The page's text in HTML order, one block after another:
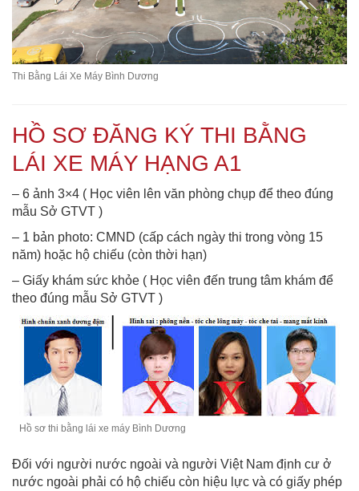
Thi Bằng Lái Xe Máy Bình Dương
HỒ SƠ ĐĂNG KÝ THI BẰNG
LÁI XE MÁY HẠNG A1
– 6 ảnh 3×4 ( Học viên lên văn phòng chụp để theo đúng
mẫu Sở GTVT )
– 1 bản photo: CMND (cấp cách ngày thi trong vòng 15
năm) hoặc hộ chiếu (còn thời hạn)
– Giấy khám sức khỏe ( Học viên đến trung tâm khám để
theo đúng mẫu Sở GTVT )
Hồ sơ thi bằng lái xe máy Bình Dương
Đối với người nước ngoài và người Việt Nam định cư ở
nước ngoài phải có hộ chiếu còn hiệu lực và có giấy phép